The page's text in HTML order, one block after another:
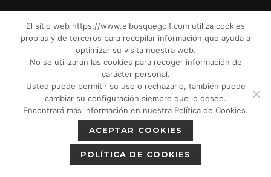
© El Bosque Club de Golf |Aviso Legal|
Política de Privacidad| Política de Cookies
Política de devoluciones|
Protección de Menores CPM”|
El sitio web https://www.elbosquegolf.com utiliza cookies
propias y de terceros para recopilar información que ayuda a
optimizar su visita nuestra web.
No se utilizarán las cookies para recoger información de
carácter personal.
Usted puede permitir su uso o rechazarlo, también puede
cambiar su configuración siempre que lo desee.
Encontrará más información en nuestra Política de Cookies.
ACEPTAR COOKIES
POLÍTICA DE COOKIES